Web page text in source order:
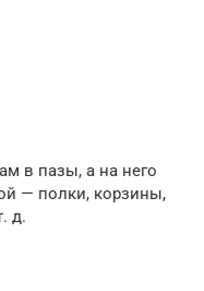
в пазы, а на него
— полки, корзины,
д.